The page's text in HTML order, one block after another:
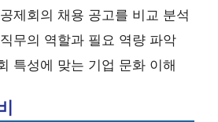
제회의 채용 공고를 비교 분석
무의 역할과 필요 역량 파악
특성에 맞는 기업 문화 이해